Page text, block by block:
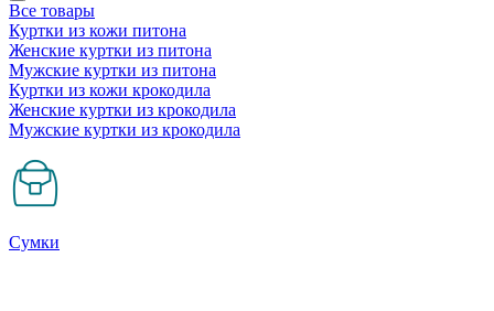
Все товары
Куртки из кожи питона
Женские куртки из питона
Мужские куртки из питона
Куртки из кожи крокодила
Женские куртки из крокодила
Мужские куртки из крокодила
Сумки